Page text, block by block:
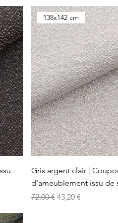
138x142 cm
Gris argent clair |
d'ameublement issu de
Prix original
72,00 € Prix promotionnel
43,20 €